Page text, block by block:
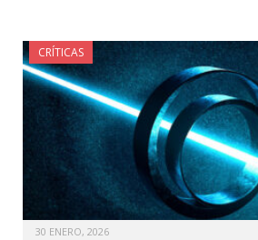
CRÍTICAS
30 ENERO, 2026